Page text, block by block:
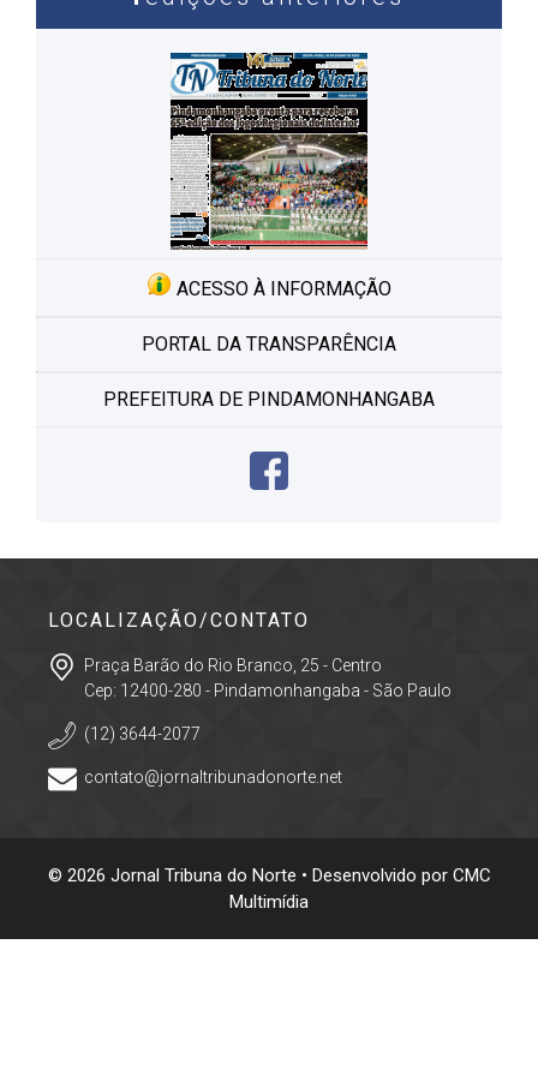
ACESSO À INFORMAÇÃO
PORTAL DA TRANSPARÊNCIA
PREFEITURA DE PINDAMONHANGABA
LOCALIZAÇÃO/CONTATO
Praça Barão do Rio Branco, 25 - Centro
Cep: 12400-280 - Pindamonhangaba - São Paulo
(12) 3644-2077
contato@jornaltribunadonorte.net
© 2026 Jornal Tribuna do Norte • Desenvolvido por CMC
Multimídia